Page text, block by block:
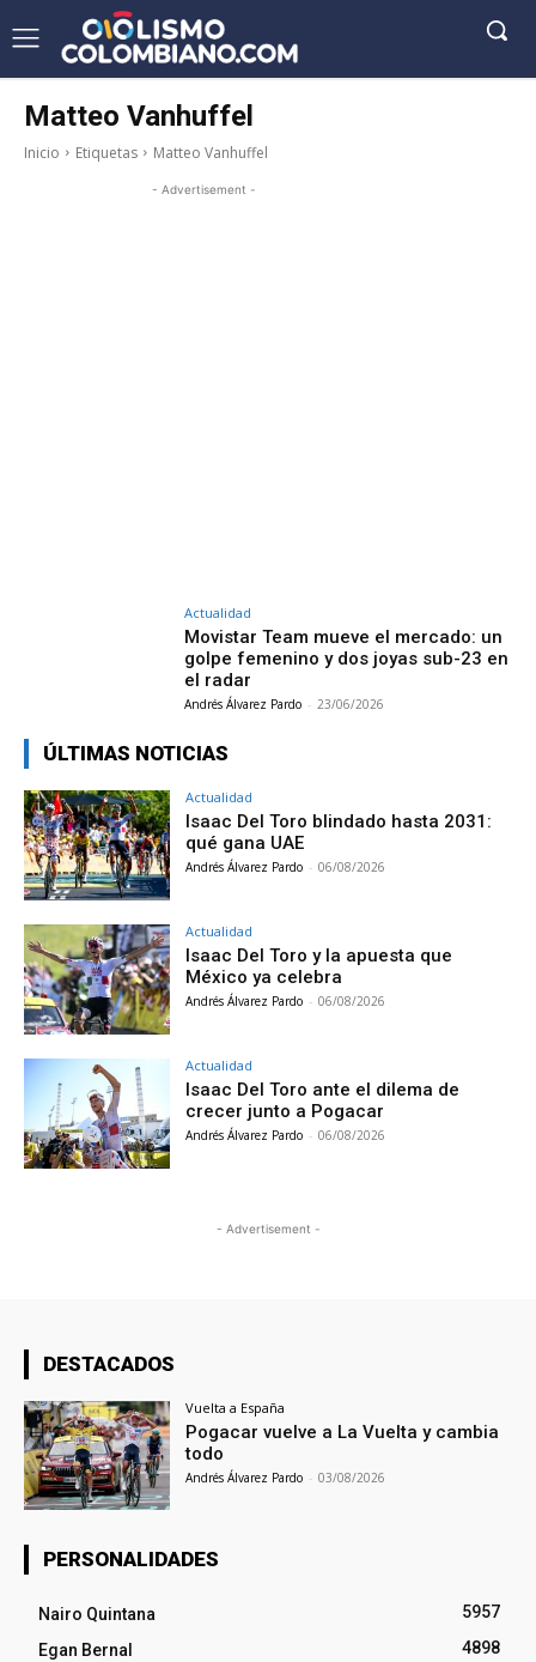
Matteo Vanhuffel
Inicio Etiquetas Matteo Vanhuffel
- Advertisement -
Actualidad
Movistar Team mueve el mercado: un
golpe femenino y dos joyas sub-23 en
el radar
Andrés Álvarez Pardo - 23/06/2026
ÚLTIMAS NOTICIAS
Actualidad
Isaac Del Toro blindado hasta 2031:
qué gana UAE
Andrés Álvarez Pardo - 06/08/2026
Actualidad
Isaac Del Toro y la apuesta que
México ya celebra
Andrés Álvarez Pardo - 06/08/2026
Actualidad
Isaac Del Toro ante el dilema de
crecer junto a Pogacar
Andrés Álvarez Pardo - 06/08/2026
- Advertisement -
DESTACADOS
Vuelta a España
Pogacar vuelve a La Vuelta y cambia
todo
Andrés Álvarez Pardo - 03/08/2026
PERSONALIDADES
Nairo Quintana
5957
Egan Bernal
4898